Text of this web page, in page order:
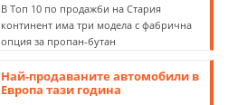
В Топ 10 по продажби на Стария
континент има три модела с фабрична
опция за пропан-бутан
Най-продаваните автомобили в
Европа тази година